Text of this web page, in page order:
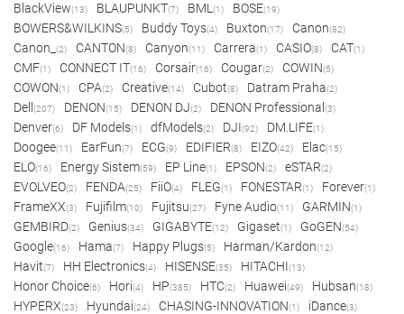
BlackView(13) BLAUPUNKT(7) BML (1) BOSE(19)
BOWERS&WILKINS(5) Buddy Toys(4) Buxton(17) Canon(82)
Canon_ (2) CANTON(8) Canyon(11) Carrera(1) CASIO(8) CAT(1)
CMF(1) CONNECT IT(16) Corsair(16) Cougar(2) COWIN(5)
COWON(1) CPA(2) Creative(14) Cubot(8) Datram Praha(2)
Dell (207) DENON(15) DENON DJ(2) DENON Professional (3)
Denver(6) DF Models(1) dfModels(2) DJI(92) DM.LIFE(1)
Doogee(11) EarFun(7) ECG(9) EDIFIER(8) EIZO(42) Elac(15)
ELO(16) Energy Sistem(59) EP Line(1) EPSON(2) eSTAR(2)
EVOLVEO(2) FENDA(25) FiiO(4) FLEG(1) FONESTAR(1) Forever(1)
FrameXX(3) Fujifilm(10) Fujitsu(27) Fyne Audio(11) GARMIN(1)
GEMBIRD(2) Genius(34) GIGABYTE(12) Gigaset(1) GoGEN(54)
Google(16) Hama(7) Happy Plugs(5) Harman/Kardon(12)
Havit(7) HH Electronics(4) HISENSE(35) HITACHI(13)
Honor Choice(6) Hori(4) HP(385) HTC(2) Huawei(49) Hubsan(18)
HYPERX(23) Hyundai(24) CHASING-INNOVATION(1) iDance(3)